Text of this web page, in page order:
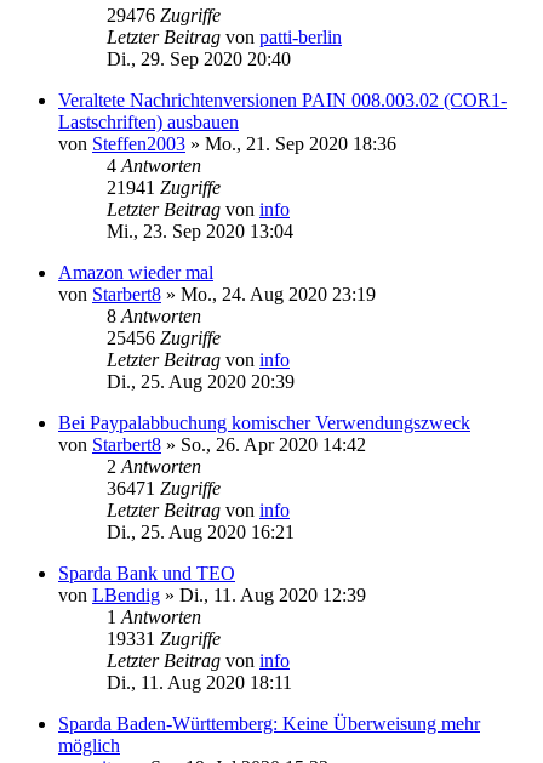
29476 Zugriffe
Letzter Beitrag von patti-berlin
Di., 29. Sep 2020 20:40
Veraltete Nachrichtenversionen PAIN 008.003.02 (COR1-
Lastschriften) ausbauen
von Steffen2003 » Mo., 21. Sep 2020 18:36
4 Antworten
21941 Zugriffe
Letzter Beitrag von info
Mi., 23. Sep 2020 13:04
Amazon wieder mal
von Starbert8 » Mo., 24. Aug 2020 23:19
8 Antworten
25456 Zugriffe
Letzter Beitrag von info
Di., 25. Aug 2020 20:39
Bei Paypalabbuchung komischer Verwendungszweck
von Starbert8 » So., 26. Apr 2020 14:42
2 Antworten
36471 Zugriffe
Letzter Beitrag von info
Di., 25. Aug 2020 16:21
Sparda Bank und TEO
von LBendig » Di., 11. Aug 2020 12:39
1 Antworten
19331 Zugriffe
Letzter Beitrag von info
Di., 11. Aug 2020 18:11
Sparda Baden-Württemberg: Keine Überweisung mehr
möglich